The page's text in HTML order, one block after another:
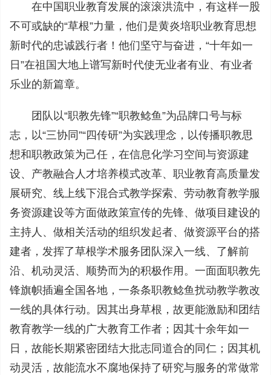
在中国职业教育发展的滚滚洪流中，有这样一股
不可或缺的“草根”力量，他们是黄炎培职业教育思想
新时代的忠诚践行者！他们坚守与奋进，“十年如一
日”在祖国大地上谱写新时代使无业者有业、有业者
乐业的新篇章。
团队以“职教先锋”“职教鲶鱼”为品牌口号与标
志，以“三协同”“四传研”为实践理念，以传播职教思
想和职教政策为己任，在信息化学习空间与资源建
设、产教融合人才培养模式改革、职业教育高质量发
展研究、线上线下混合式教学探索、劳动教育教学服
务资源建设等方面做政策宣传的先锋、做项目建设的
主持人、做相关活动的组织发起者、做资源平台的搭
建者，发挥了草根学术服务团队深入一线、了解前
沿、机动灵活、顺势而为的积极作用。一面面职教先
锋旗帜插遍全国各地，一条条职教鲶鱼扰动教学教改
一线的具体行动。因其出身草根，故更能激励和团结
教育教学一线的广大教育工作者；因其十余年如一
日，故能长期紧密团结大批志同道合的同仁；因其机
动灵活，故能流水不腐地保持了研究与服务的常做常